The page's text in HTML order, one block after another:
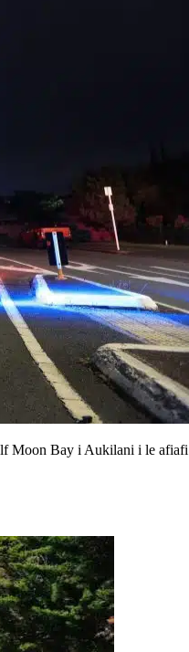
Moon Bay i Aukilani i le